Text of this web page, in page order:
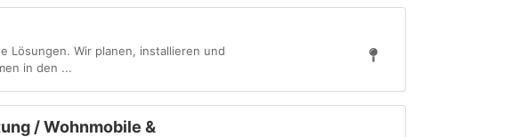
Lösungen. Wir planen, installieren und
in den ...
/ Wohnmobile &